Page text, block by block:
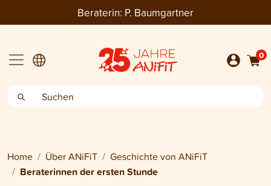
Beraterin: P. Baumgartner
0
Home Über ANiFiT Geschichte von ANiFiT
Beraterinnen der ersten Stunde